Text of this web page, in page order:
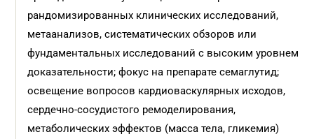
рандомизированных клинических исследований,
метаанализов, систематических обзоров или
фундаментальных исследований с высоким уровнем
доказательности; фокус на препарате семаглутид;
освещение вопросов кардиоваскулярных исходов,
сердечно-сосудистого ремоделирования,
метаболических эффектов (масса тела, гликемия)